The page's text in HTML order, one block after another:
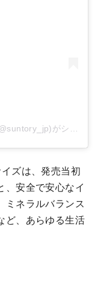
ズは、発売当初
、安全で安心なイ
ミネラルバランス
ど、あらゆる生活